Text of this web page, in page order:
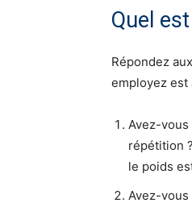
Quel
Répondez
employez est
Avez-vous
répétition
le poids
Avez-